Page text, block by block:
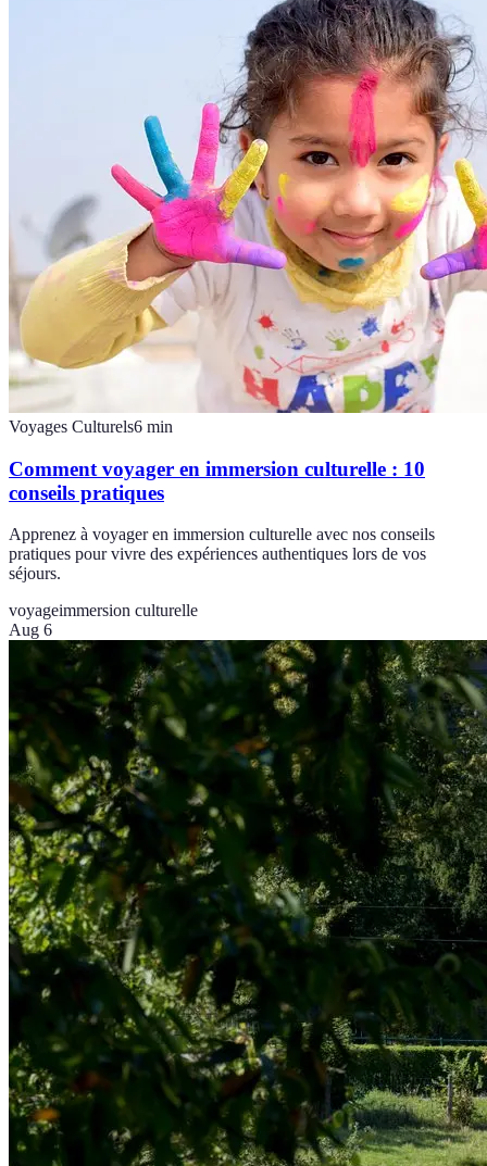
Voyages Culturels6 min
Comment voyager en immersion culturelle : 10
conseils pratiques
Apprenez à voyager en immersion culturelle avec nos conseils
pratiques pour vivre des expériences authentiques lors de vos
séjours.
voyageimmersion culturelle
Aug 6